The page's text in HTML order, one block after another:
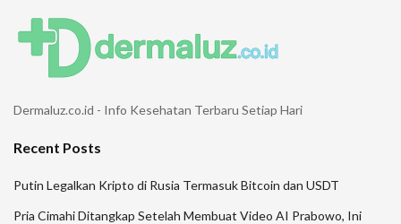
Dermaluz.co.id - Info Kesehatan Terbaru Setiap Hari
Recent Posts
Putin Legalkan Kripto di Rusia Termasuk Bitcoin dan USDT
Pria Cimahi Ditangkap Setelah Membuat Video AI Prabowo, Ini